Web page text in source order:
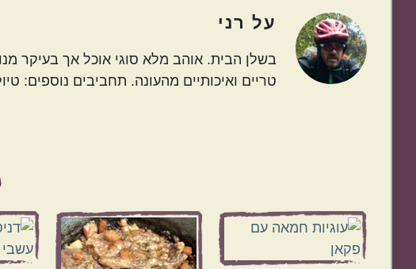
על רני
בשלן הבית. אוהב מלא סוגי אוכל אך בעיקר
טריים ואיכותיים מהעונה. תחביבים נוספים: